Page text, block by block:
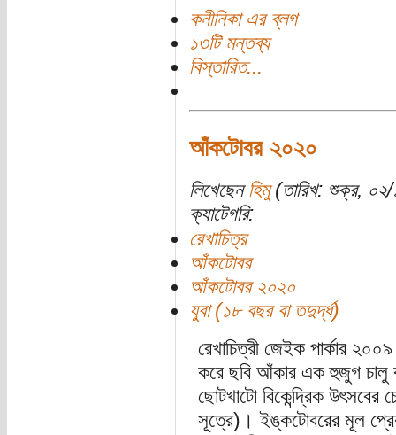
কনীনিকা এর ব্লগ
১৩টি মন্তব্য
বিস্তারিত...
আঁকটোবর ২০২০
লিখেছেন হিমু(তারিখ: শুক্র, ০২/
ক্যাটেগরি:
রেখাচিত্র
আঁকটোবর
আঁকটোবর ২০২০
যুবা (১৮ বছর বা তদুর্দ্ধ)
রেখাচিত্রী জেইক পার্কার
করে ছবি আঁকার এক হুজুগ চালু
ছোটখাটো বিকেন্দ্রিক উৎসবের
সূত্রে)। ইঙ্কটোবরের মূল